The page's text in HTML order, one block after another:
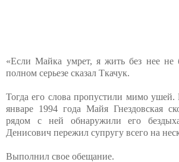
«Если Майка умрет, я жить без нее не
полном серьезе сказал Ткачук.
Тогда его слова пропустили мимо ушей.
январе 1994 года Майя Гнездовская
рядом с ней обнаружили его
Денисович пережил супругу всего на
Выполнил свое обещание.